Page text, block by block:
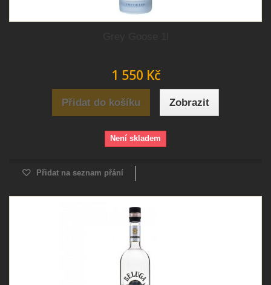
1 550 Kč
Přidat do košíku Zobrazit
Není skladem
Přidat na seznam přání